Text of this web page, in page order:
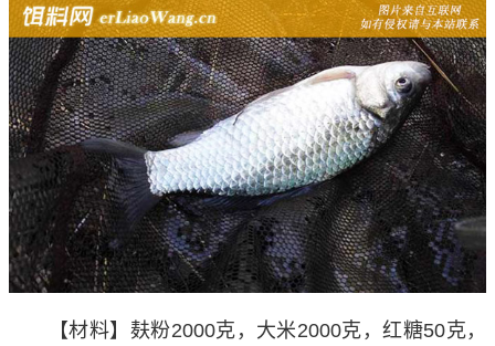
【材料】麸粉2000克，大米2000克，红糖50克，